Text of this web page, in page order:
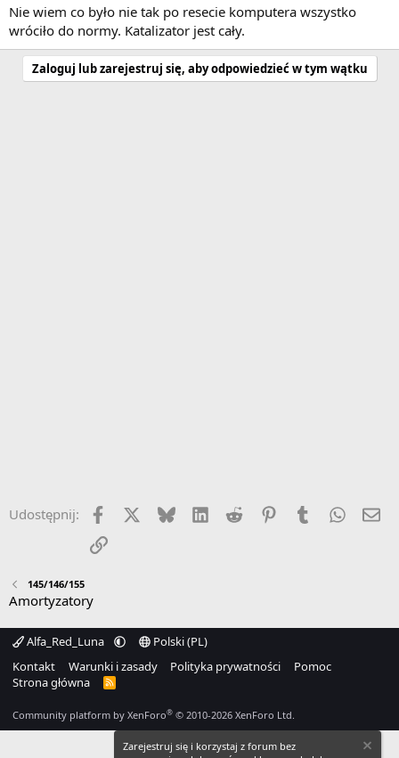
Nie wiem co było nie tak po resecie komputera wszystko
wróciło do normy. Katalizator jest cały.
Zaloguj lub zarejestruj się, aby odpowiedzieć w tym wątku
Udostępnij: Facebook Bluesky LinkedInReddit PinterestTumblr
Link
145/146/155
Amortyzatory
Alfa_Red_Luna
Polski (PL)
Kontakt
Warunki i zasady Polityka prywatności
Pomoc
Strona główna
R
Community platform by XenForo® © 2010-2026 XenForo Ltd.
Zarejestruj się i korzystaj z forum bez